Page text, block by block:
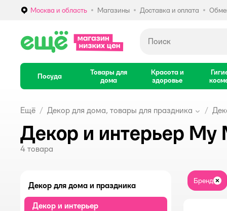
Выбор адреса доставки.
Москва и область Магазины Доставка и оплата
Посуда
Товары для
дома
Красота и
здоровье
Ещё Декор для дома, товары для праздника
Декор и интерьер My
4 товара
Бренд
Декор для дома и праздника
Декор и интерьер